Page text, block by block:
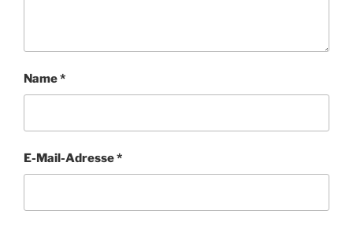
Name*
E-Mail-Adresse*